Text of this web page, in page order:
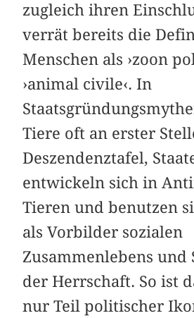
zugleich ihren
verrät bereits die
Menschen als ›zoon
›animal civile‹. In
Tiere oft an erster
Deszendenztafel,
entwickeln sich in
Tieren und benutzen
als Vorbilder sozialen
Zusammenlebens
der Herrschaft. So ist
nur Teil politischer